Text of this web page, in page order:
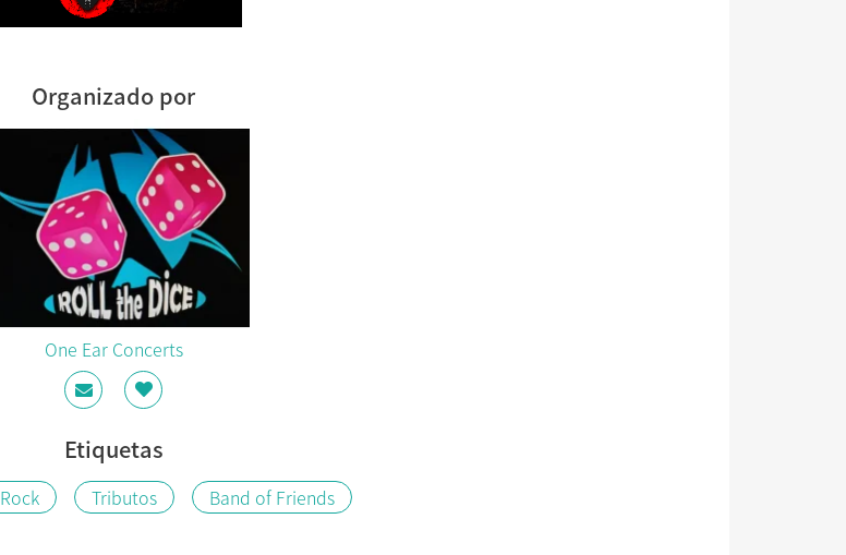
Organizado por
One Ear Concerts
Etiquetas
Rock Tributos Band of Friends